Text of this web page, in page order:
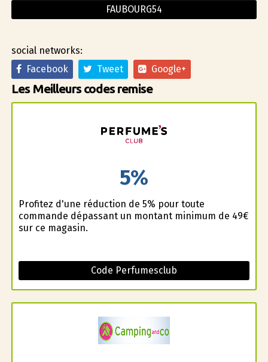
FAUBOURG54
social networks:
Facebook
Tweet Google+
Les Meilleurs codes remise
5%
Profitez d'une réduction de 5% pour toute
commande dépassant un montant minimum de 49€
sur ce magasin.
Code Perfumesclub